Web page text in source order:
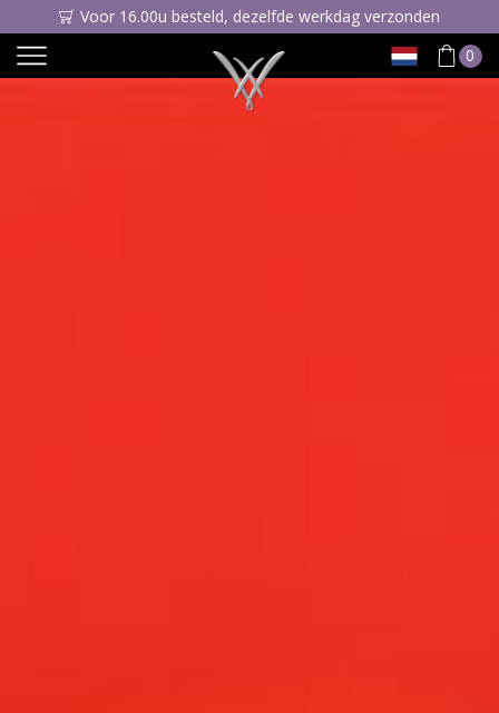
Voor 16.00u besteld, dezelfde werkdag verzonden
0